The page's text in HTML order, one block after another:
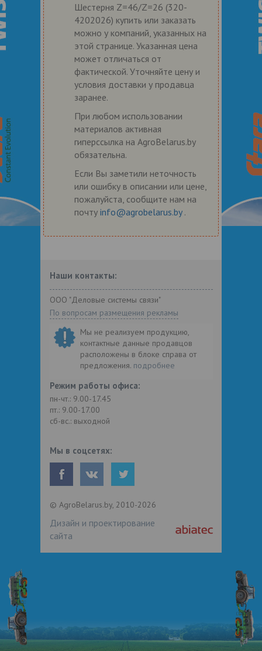
Шестерня Z=46/Z=26 (320-
4202026) купить или заказать
можно у компаний, указанных на
этой странице. Указанная цена
может отличаться от
фактической. Уточняйте цену и
условия доставки у продавца
заранее.
При любом использовании
материалов активная
гиперссылка на AgroBelarus.by
обязательна.
Если Вы заметили неточность
или ошибку в описании или цене,
пожалуйста, сообщите нам на
почту info@agrobelarus.by .
Наши контакты:
ООО "Деловые системы связи"
По вопросам размещения рекламы
Мы не реализуем продукцию,
контактные данные продавцов
расположены в блоке справа от
предложения. подробнее
Режим работы офиса:
пн-чт.: 9.00-17.45
пт.: 9.00-17.00
сб-вс.: выходной
Мы в соцсетях:
© AgroBelarus.by, 2010-2026
Дизайн и проектирование
сайта